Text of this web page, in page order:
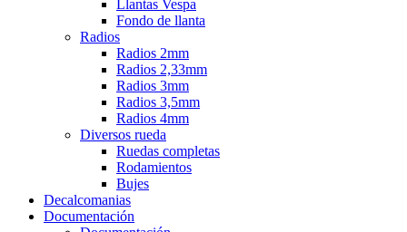
Llantas Vespa
Fondo de llanta
Radios
Radios 2mm
Radios 2,33mm
Radios 3mm
Radios 3,5mm
Radios 4mm
Diversos rueda
Ruedas completas
Rodamientos
Bujes
Decalcomanias
Documentación